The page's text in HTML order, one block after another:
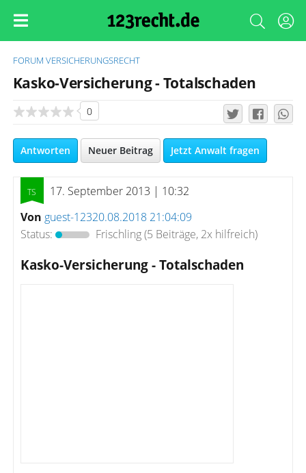
FORUM VERSICHERUNGSRECHT
Kasko-Versicherung - Totalschaden
0
Antworten Neuer Beitrag Jetzt Anwalt fragen
17. September 2013 | 10:32
Von guest-12320.08.2018 21:04:09
Status:
Frischling(5 Beiträge, 2x hilfreich)
Kasko-Versicherung - Totalschaden